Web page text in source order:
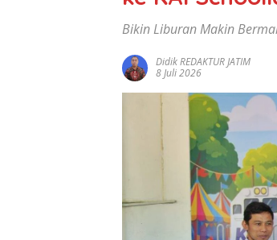
Bikin Liburan Makin
Didik REDAKTUR JATIM
8 Juli 2026